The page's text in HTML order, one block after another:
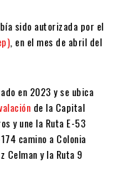
sido autorizada por el
, en el mes de abril del
en 2023 y se ubica
de la Capital
y une la Ruta E-53
camino a Colonia
Celman y la Ruta 9